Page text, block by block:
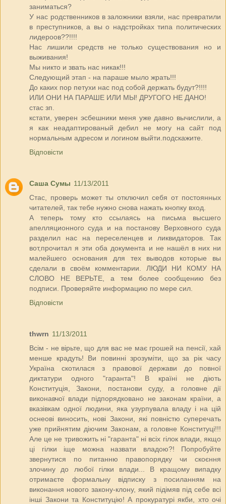
заниматься?
У нас родственников в заложники взяли, нас превратили
в преступников, а вы о надстройках типа политических
лидероов??!!!!
Нас лишили средств не только существования но и
выживания!
Мы никто и звать нас никак!!!
Следующий этап - на параше мыло жрать!!!
До каких пор петухи нас под собой держать будут?!!!!
ИЛИ ОНИ НА ПАРАШЕ ИЛИ МЫ! ДРУГОГО НЕ ДАНО!
стас зп.
кстати, уверен эсбешники меня уже давно вычислили, а
я как неадаптированый дебил не могу на сайт под
нормальным адресом и логином выйти.подскажите.
Відповісти
Саша Сумы 11/13/2011
Стас, проверь может ты отключил себя от постоянных
читателей, так тебе нужно снова нажать кнопку вход.
А теперь тому кто ссылаясь на письма высшего
апелляционного суда и на постанову Верховного суда
разделил нас на переселенцев и ликвидаторов. Так
вот,прочитал я эти оба документа и не нашёл в них ни
малейшего основания для тех выводов которые вы
сделали в своём комментарии. ЛЮДИ НИ КОМУ НА
СЛОВО НЕ ВЕРЬТЕ, а тем более сообщению без
подписи. Проверяйте информацию по мере сил.
Відповісти
thwrn 11/13/2011
Всім - не вірьте, що для вас не має грошей на пенсії, хай
менше крадуть! Ви повинні зрозуміти, що за рік часу
Україна скотилася з правової держави до повної
диктатури одного "гаранта"! В країні не діють
Конституція, Закони, постанови суду, а головне дії
виконавчої влади підпорядковано не законам країни, а
вказівкам одної людини, яка узурпувала владу і на цій
оснеові виносить, нові Закони, які повністю суперечать
уже прийнятим діючим Законам, а головне Конституці!!!
Але це не тривожить ні "гаранта" ні всіх гілок влади, якщо
ці гілки іще можна назвати владою?! Попробуйте
звернутися по питанню правопорядку чи скоєння
злочину до любої гілки влади... В кращому випадку
отримаєте формальну відписку з посиланням на
виконання нового закону-клону, який підімяв під себе всі
інші Закони та Конституцію! А прокуратурі якби, хто очі